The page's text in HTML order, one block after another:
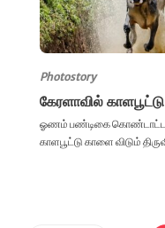
Photostory
கேரளாவில் காளபூட்டு
ஓணம் பண்டிகை
காளபூட்டு காளை விடும்